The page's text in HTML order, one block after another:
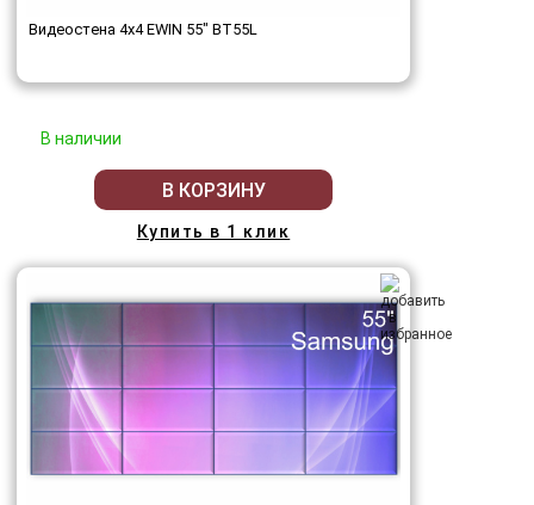
Видеостена 4x4 EWIN 55" BT55L
В наличии
В КОРЗИНУ
Купить в 1 клик